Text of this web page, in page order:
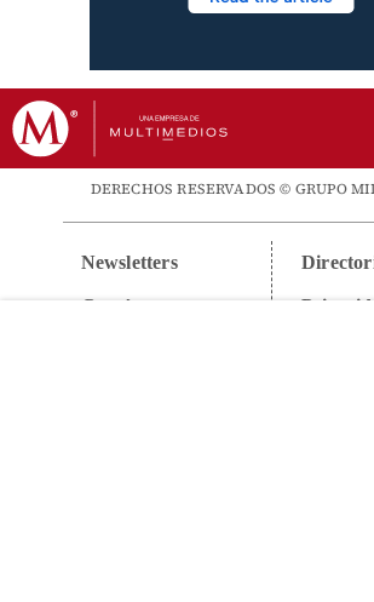
DERECHOS RESERVADOS © GRUPO
Newsletters
Contáctanos